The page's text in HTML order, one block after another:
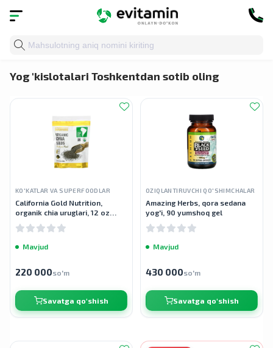
Bosh sahifa Katalog » Yog 'kislotalari
Yog 'kislotalari Toshkentdan sotib oling
KO'KATLAR VA SUPERFOODLAR
California Gold Nutrition,
organik chia uruglari, 12 oz
(340 g)
Mavjud
220 000so'm
Savatga qo'shish
OZIQLANTIRUVCHI QO'SHIMCHALAR
Amazing Herbs, qora sedana
yog'i, 90 yumshoq gel
Mavjud
430 000so'm
Savatga qo'shish